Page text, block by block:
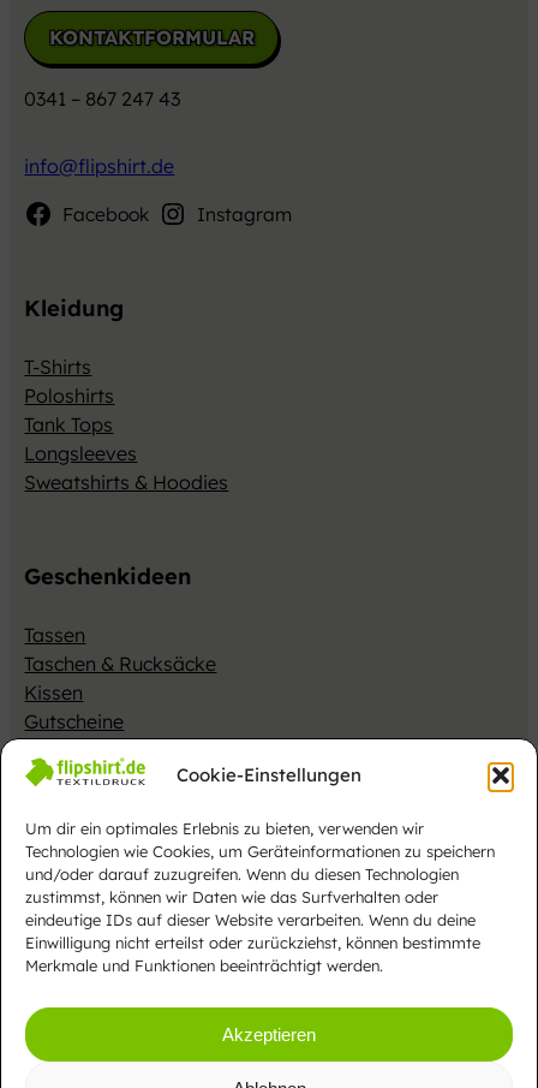
Cookie-Einstellungen
Um dir ein optimales Erlebnis zu bieten, verwenden wir
Technologien wie Cookies, um Geräteinformationen zu speichern
und/oder darauf zuzugreifen. Wenn du diesen Technologien
zustimmst, können wir Daten wie das Surfverhalten oder
eindeutige IDs auf dieser Website verarbeiten. Wenn du deine
Einwilligung nicht erteilst oder zurückziehst, können bestimmte
Merkmale und Funktionen beeinträchtigt werden.
Akzeptieren
KONTAKTFORMULAR
0341 – 867 247 43
info@flipshirt.de
Facebook
Instagram
Kleidung
T-Shirts
Poloshirts
Tank Tops
Longsleeves
Sweatshirts & Hoodies
Geschenkideen
Tassen
Taschen & Rucksäcke
Kissen
Gutscheine
Impressum Datenschutzerklärung AGB
Gesamtsortiment
Vertrag widerrufen
Alle Preise inkl. MwSt. EU zzgl.Versandkosten
Webdesign